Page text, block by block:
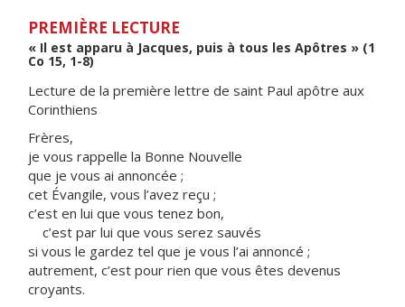
PREMIÈRE LECTURE
« Il est apparu à Jacques, puis à tous les Apôtres » (1
Co 15, 1-8)
Lecture de la première lettre de saint Paul apôtre aux
Corinthiens
Frères,
je vous rappelle la Bonne Nouvelle
que je vous ai annoncée ;
cet Évangile, vous l’avez reçu ;
c’est en lui que vous tenez bon,
c’est par lui que vous serez sauvés
si vous le gardez tel que je vous l’ai annoncé ;
autrement, c’est pour rien que vous êtes devenus
croyants.